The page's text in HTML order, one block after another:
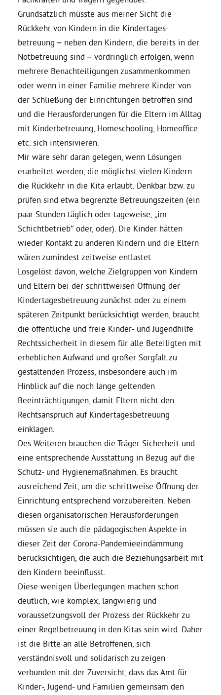
Grundsätzlich müsste aus meiner Sicht die
Rückkehr von Kindern in die Kindertages-
betreuung – neben den Kindern, die bereits in der
Notbetreuung sind – vordringlich erfolgen, wenn
mehrere Benachteiligungen zusammenkommen
oder wenn in einer Familie mehrere Kinder von
der Schließung der Einrichtungen betroffen sind
und die Herausforderungen für die Eltern im Alltag
mit Kinderbetreuung, Homeschooling, Homeoffice
etc. sich intensivieren.
Mir wäre sehr daran gelegen, wenn Lösungen
erarbeitet werden, die möglichst vielen Kindern
die Rückkehr in die Kita erlaubt. Denkbar bzw. zu
prüfen sind etwa begrenzte Betreuungszeiten (ein
paar Stunden täglich oder tageweise, „im
Schichtbetrieb“ oder, oder). Die Kinder hätten
wieder Kontakt zu anderen Kindern und die Eltern
wären zumindest zeitweise entlastet.
Losgelöst davon, welche Zielgruppen von Kindern
und Eltern bei der schrittweisen Öffnung der
Kindertagesbetreuung zunächst oder zu einem
späteren Zeitpunkt berücksichtigt werden, braucht
die öffentliche und freie Kinder- und Jugendhilfe
Rechtssicherheit in diesem für alle Beteiligten mit
erheblichen Aufwand und großer Sorgfalt zu
gestaltenden Prozess, insbesondere auch im
Hinblick auf die noch lange geltenden
Beeinträchtigungen, damit Eltern nicht den
Rechtsanspruch auf Kindertagesbetreuung
einklagen.
Des Weiteren brauchen die Träger Sicherheit und
eine entsprechende Ausstattung in Bezug auf die
Schutz- und Hygienemaßnahmen. Es braucht
ausreichend Zeit, um die schrittweise Öffnung der
Einrichtung entsprechend vorzubereiten. Neben
diesen organisatorischen Herausforderungen
müssen sie auch die pädagogischen Aspekte in
dieser Zeit der Corona-Pandemieeindämmung
berücksichtigen, die auch die Beziehungsarbeit mit
den Kindern beeinflusst.
Diese wenigen Überlegungen machen schon
deutlich, wie komplex, langwierig und
voraussetzungsvoll der Prozess der Rückkehr zu
einer Regelbetreuung in den Kitas sein wird. Daher
ist die Bitte an alle Betroffenen, sich
verständnisvoll und solidarisch zu zeigen
verbunden mit der Zuversicht, dass das Amt für
Kinder-, Jugend- und Familien gemeinsam den